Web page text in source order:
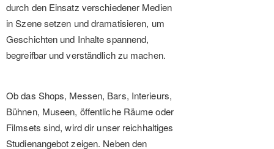
durch den Einsatz verschiedener Medien
in Szene setzen und dramatisieren, um
Geschichten und Inhalte spannend,
begreifbar und verständlich zu machen.
Ob das Shops, Messen, Bars, Interieurs,
Bühnen, Museen, öffentliche Räume oder
Filmsets sind, wird dir unser reichhaltiges
Studienangebot zeigen. Neben den